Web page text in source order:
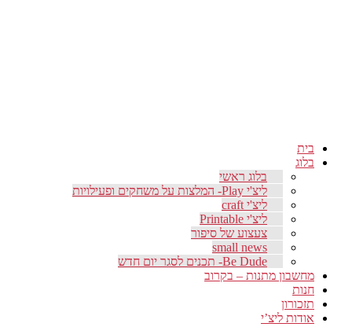
בית
בלוג
בלוג ראשי
ליצ'י Play- המלצות על משחקים ופעילויות
ליצ'י craft
ליצ'י Printable
צעצוע של סיפור
small news
Be Dude- תכנים לסגר יום חדש
מחשבון מתנות – בקרוב
חנות
תזכורון
אודות ליצ’י